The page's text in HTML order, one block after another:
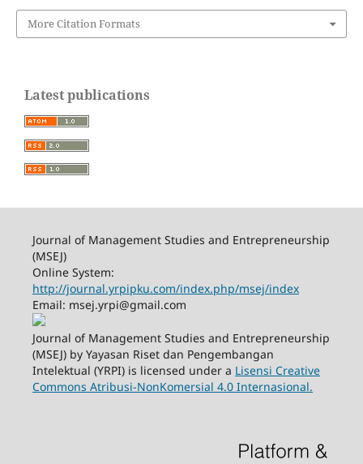
More Citation Formats
Latest publications
Journal of Management Studies and Entrepreneurship
(MSEJ)
Online System:
http://journal.yrpipku.com/index.php/msej/index
Email: msej.yrpi@gmail.com
Journal of Management Studies and Entrepreneurship
(MSEJ) by Yayasan Riset dan Pengembangan
Intelektual (YRPI) is licensed under a Lisensi Creative
Commons Atribusi-NonKomersial 4.0 Internasional.